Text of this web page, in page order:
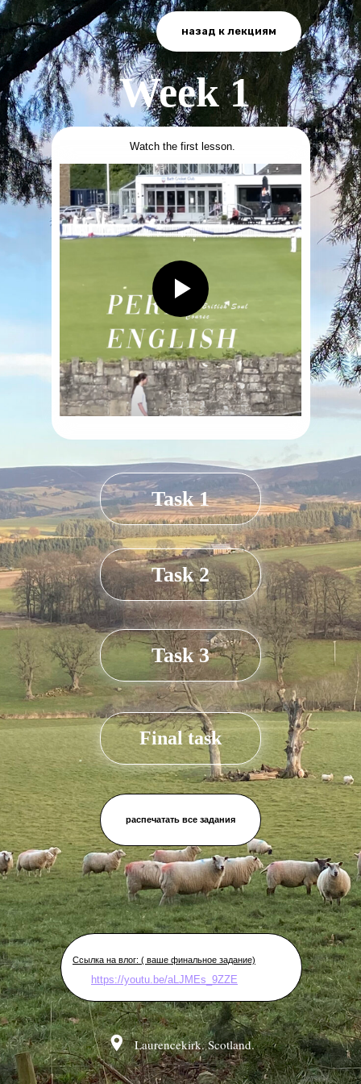
Week 1
Watch the first lesson.
Task 1
Task 2
Final task
Task 3
https://youtu.be/aLJMEs_9ZZE
Ссылка на влог: ( ваше финальное задание)
распечатать все задания
назад к лекциям
Laurencekirk. Scotland.